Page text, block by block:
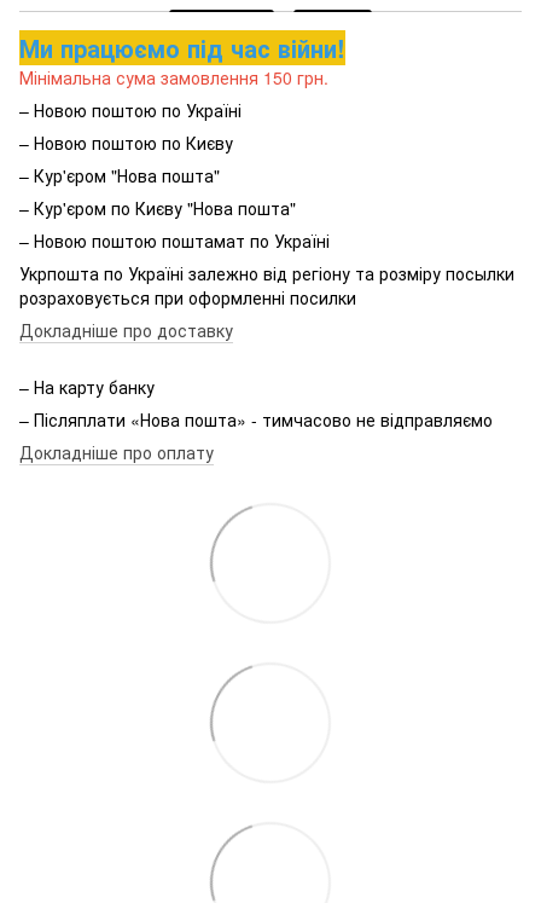
Ми працюємо під час війни!
Мінімальна сума замовлення 150 грн.
– Новою поштою по Україні
– Новою поштою по Києву
– Кур'єром "Нова пошта"
– Кур'єром по Києву "Нова пошта"
– Новою поштою поштамат по Україні
Укрпошта по Україні залежно від регіону та розміру посылки
розраховується при оформленні посилки
Докладніше про доставку
– На карту банку
– Післяплати «Нова пошта» - тимчасово не відправляємо
Докладніше про оплату